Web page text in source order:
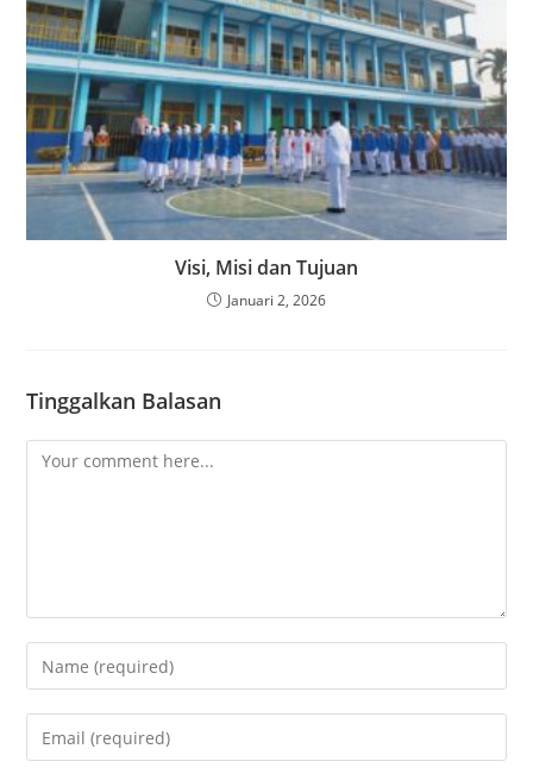
Visi, Misi dan Tujuan
Januari 2, 2026
Tinggalkan Balasan
Comment
Enter
your
name
Enter
your